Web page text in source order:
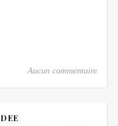
Aucun commentaire
DEE